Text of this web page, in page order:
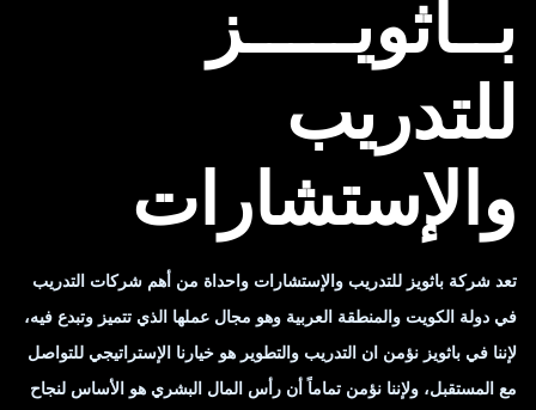
بــاثويـــــز
للتدريب
والإستشارات
تعد شركة باثويز للتدريب والإستشارات واحداة من أهم شركات التدريب
في دولة الكويت والمنطقة العربية وهو مجال عملها الذي تتميز وتبدع فيه،
لإننا في باثويز نؤمن ان التدريب والتطوير هو خيارنا الإستراتيجي للتواصل
مع المستقبل، ولإننا نؤمن تماماً أن رأس المال البشري هو الأساس لنجاح